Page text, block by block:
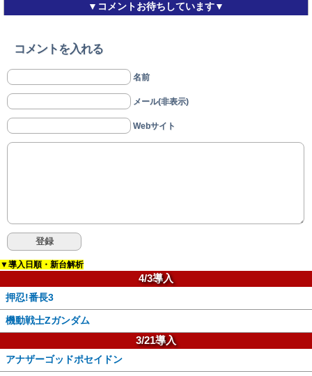
▼コメントお待ちしています▼
コメントを入れる
名前
メール(非表示)
Webサイト
▼導入日順・新台解析
4/3導入
押忍!番長3
機動戦士Zガンダム
3/21導入
アナザーゴッドポセイドン